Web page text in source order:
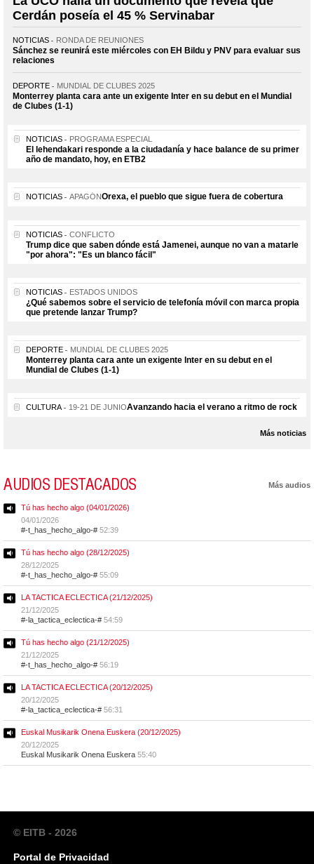
Cerdán poseía el 45 % Servinabar
NOTICIAS RONDA DE REUNIONES
Sánchez se reunirá este miércoles con EH Bildu y PNV para evaluar sus
relaciones
DEPORTE MUNDIAL DE CLUBES 2025
Monterrey planta cara ante un exigente Inter en su debut en el Mundial
de Clubes (1-1)
NOTICIAS PROGRAMA ESPECIAL
El lehendakari responde a la ciudadanía y hace balance de su primer
año de mandato, hoy, en ETB2
NOTICIAS APAGÓNOrexa, el pueblo que sigue fuera de cobertura
NOTICIAS CONFLICTO
Trump dice que saben dónde está Jamenei, aunque no van a matarle
"por ahora": "Es un blanco fácil"
NOTICIAS ESTADOS UNIDOS
¿Qué sabemos sobre el servicio de telefonía móvil con marca propia
que pretende lanzar Trump?
DEPORTE MUNDIAL DE CLUBES 2025
Monterrey planta cara ante un exigente Inter en su debut en el
Mundial de Clubes (1-1)
CULTURA 19-21 DE JUNIOAvanzando hacia el verano a ritmo de rock
Más noticias
AUDIOS DESTACADOS Más audios
Tú has hecho algo (04/01/2026)
04/01/2026
#-t_has_hecho_algo-# 52:39
Tú has hecho algo (28/12/2025)
28/12/2025
#-t_has_hecho_algo-# 55:09
LA TACTICA ECLECTICA (21/12/2025)
21/12/2025
#-la_tactica_eclectica-# 54:59
Tú has hecho algo (21/12/2025)
21/12/2025
#-t_has_hecho_algo-# 56:19
LA TACTICA ECLECTICA (20/12/2025)
20/12/2025
#-la_tactica_eclectica-# 56:31
Euskal Musikarik Onena Euskera (20/12/2025)
20/12/2025
Euskal Musikarik Onena Euskera 55:40
© EITB - 2026
Portal de Privacidad